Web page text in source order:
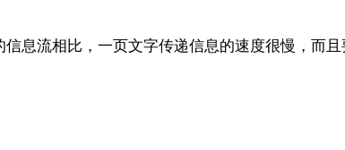
息流相比，一页文字传递信息的速度很慢，而且